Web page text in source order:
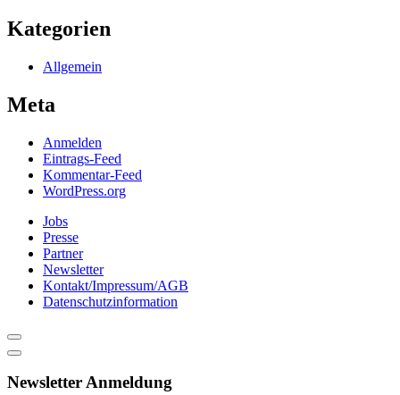
Kategorien
Allgemein
Meta
Anmelden
Eintrags-Feed
Kommentar-Feed
WordPress.org
Jobs
Presse
Partner
Newsletter
Kontakt/Impressum/AGB
Datenschutzinformation
Newsletter Anmeldung